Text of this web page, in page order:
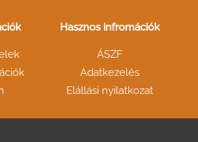
Hasznos infromációk
ÁSZF
Adatkezelés
Elállási nyilatkozat